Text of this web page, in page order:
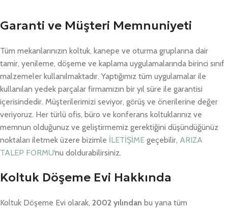
Garanti ve Müşteri Memnuniyeti
Tüm mekanlarınızın koltuk, kanepe ve oturma gruplarına dair
tamir, yenileme, döşeme ve kaplama uygulamalarında birinci sınıf
malzemeler kullanılmaktadır. Yaptığımız tüm uygulamalar ile
kullanılan yedek parçalar firmamızın bir yıl süre ile garantisi
içerisindedir. Müşterilerimizi seviyor, görüş ve önerilerine değer
veriyoruz. Her türlü ofis, büro ve konferans koltuklarınız ve
memnun olduğunuz ve geliştirmemiz gerektiğini düşündüğünüz
noktaları iletmek üzere bizimle İLETİŞİME geçebilir, ARIZA
TALEP FORMU‘nu doldurabilirsiniz.
Koltuk Döşeme Evi Hakkında
Koltuk Döşeme Evi olarak, 2002 yılından bu yana tüm